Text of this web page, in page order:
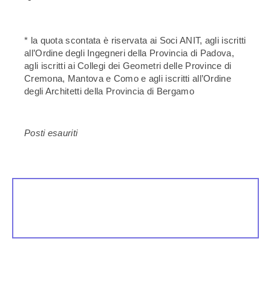
* la quota scontata è riservata ai Soci ANIT, agli iscritti
all’Ordine degli Ingegneri della Provincia di Padova,
agli iscritti ai Collegi dei Geometri delle Province di
Cremona, Mantova e Como e agli iscritti all’Ordine
degli Architetti della Provincia di Bergamo
Posti esauriti